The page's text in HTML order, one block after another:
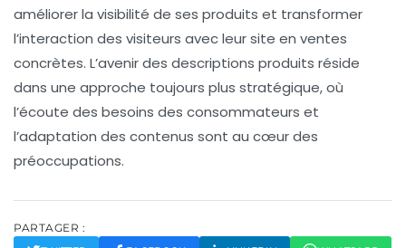
améliorer la visibilité de ses produits et transformer
l’interaction des visiteurs avec leur site en ventes
concrètes. L’avenir des descriptions produits réside
dans une approche toujours plus stratégique, où
l’écoute des besoins des consommateurs et
l’adaptation des contenus sont au cœur des
préoccupations.
PARTAGER :